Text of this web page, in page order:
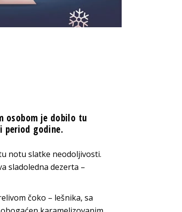
osobom je dobilo tu
period godine.
notu slatke neodoljivosti.
sladoledna dezerta –
čoko – lešnika, sa